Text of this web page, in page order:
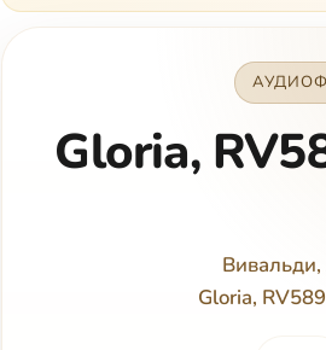
Gloria,
Gloria,